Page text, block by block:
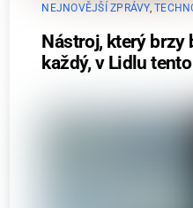
NEJNOVĚJŠÍ ZPRÁVY,
Nástroj, který brzy
každý, v Lidlu